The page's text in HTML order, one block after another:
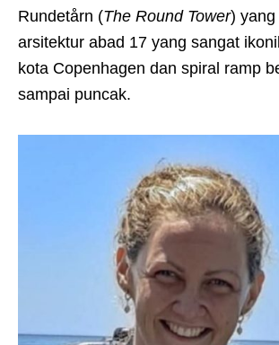
Rundetårn (The Round Tower) yang
arsitektur abad 17 yang sangat
kota Copenhagen dan spiral ramp
sampai puncak.